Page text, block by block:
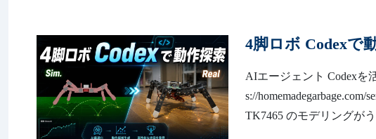
4脚ロボ Codexで
AIエージェント Codexを
s://
TK7465 のモデリングが